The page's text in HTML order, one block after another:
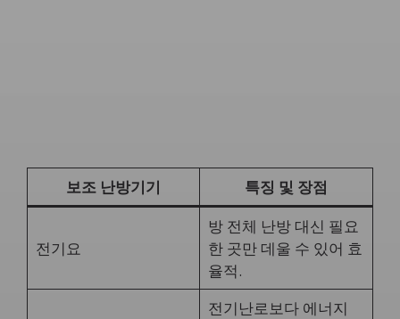
보조 난방기기 특징 및 장점
전기요
방 전체 난방 대신 필요
한 곳만 데울 수 있어 효
율적.
전기난로보다 에너지